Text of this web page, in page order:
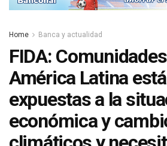
Home Banca y actualidad
FIDA:
América Latina
expuestas a la
económica y